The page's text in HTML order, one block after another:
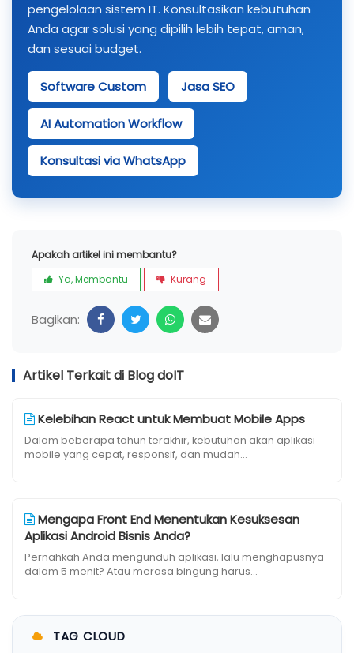
pengelolaan sistem IT. Konsultasikan kebutuhan
Anda agar solusi yang dipilih lebih tepat, aman,
dan sesuai budget.
Software Custom Jasa SEO
AI Automation Workflow
Konsultasi via WhatsApp
Apakah artikel ini membantu?
Ya, Membantu
Kurang
Bagikan:
Artikel Terkait di Blog doIT
Kelebihan React untuk Membuat Mobile Apps
Dalam beberapa tahun terakhir, kebutuhan akan aplikasi
mobile yang cepat, responsif, dan mudah...
Mengapa Front End Menentukan Kesuksesan
Aplikasi Android Bisnis Anda?
Pernahkah Anda mengunduh aplikasi, lalu menghapusnya
dalam 5 menit? Atau merasa bingung harus...
TAG CLOUD